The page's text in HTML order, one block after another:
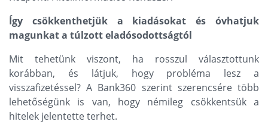
Így csökkenthetjük a kiadásokat és óvhatjuk
magunkat a túlzott eladósodottságtól
Mit tehetünk viszont, ha rosszul választottunk
korábban, és látjuk, hogy probléma lesz a
visszafizetéssel? A Bank360 szerint szerencsére több
lehetőségünk is van, hogy némileg csökkentsük a
hitelek jelentette terhet.